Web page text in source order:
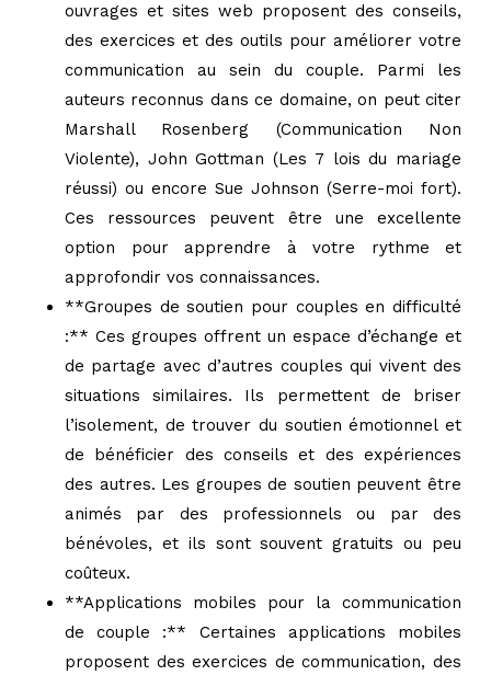
ouvrages et sites web proposent des conseils,
des exercices et des outils pour améliorer votre
communication au sein du couple. Parmi les
auteurs reconnus dans ce domaine, on peut citer
Marshall Rosenberg (Communication Non
Violente), John Gottman (Les 7 lois du mariage
réussi) ou encore Sue Johnson (Serre-moi fort).
Ces ressources peuvent être une excellente
option pour apprendre à votre rythme et
approfondir vos connaissances.
**Groupes de soutien pour couples en difficulté
:** Ces groupes offrent un espace d’échange et
de partage avec d’autres couples qui vivent des
situations similaires. Ils permettent de briser
l’isolement, de trouver du soutien émotionnel et
de bénéficier des conseils et des expériences
des autres. Les groupes de soutien peuvent être
animés par des professionnels ou par des
bénévoles, et ils sont souvent gratuits ou peu
coûteux.
**Applications mobiles pour la communication
de couple :** Certaines applications mobiles
proposent des exercices de communication, des